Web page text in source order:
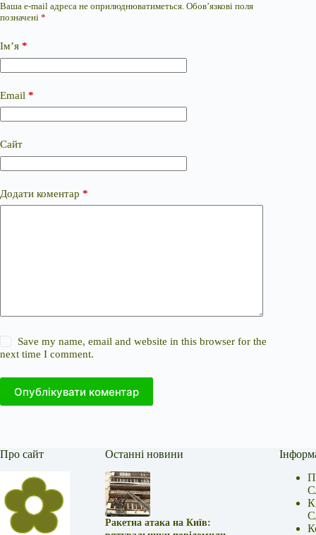
Ваша e-mail адреса не оприлюднюватиметься. Обов’язкові поля
позначені *
Ім’я *
Email *
Сайт
Додати коментар *
Save my name, email and website in this browser for the
next time I comment.
Опублікувати коментар
Про сайт Останні новини
Ракетна атака на Київ: